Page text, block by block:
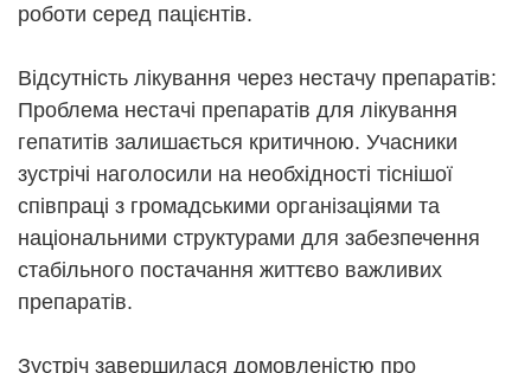
роботи серед пацієнтів.
Відсутність лікування через нестачу препаратів:
Проблема нестачі препаратів для лікування
гепатитів залишається критичною. Учасники
зустрічі наголосили на необхідності тіснішої
співпраці з громадськими організаціями та
національними структурами для забезпечення
стабільного постачання життєво важливих
препаратів.
Зустріч завершилася домовленістю про